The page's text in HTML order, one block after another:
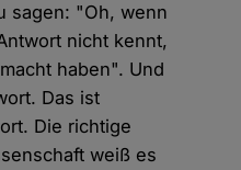
sagen: "Oh, wenn
nicht kennt,
haben". Und
Das ist
Die richtige
weiß es